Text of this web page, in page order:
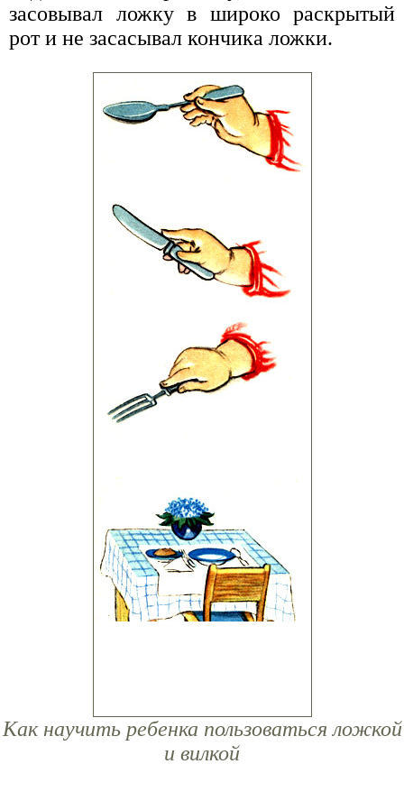
засовывал ложку в широко раскрытый
рот и не засасывал кончика ложки.
Как научить ребенка пользоваться ложкой
и вилкой